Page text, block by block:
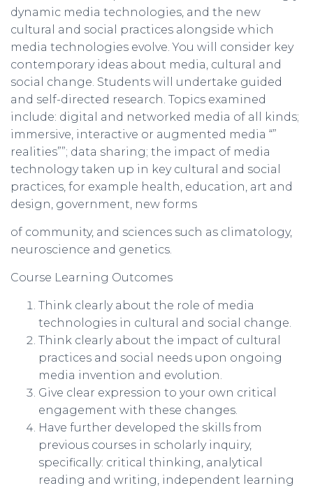
dynamic media technologies, and the new
cultural and social practices alongside which
media technologies evolve. You will consider key
contemporary ideas about media, cultural and
social change. Students will undertake guided
and self-directed research. Topics examined
include: digital and networked media of all kinds;
immersive, interactive or augmented media “”
realities””; data sharing; the impact of media
technology taken up in key cultural and social
practices, for example health, education, art and
design, government, new forms
of community, and sciences such as climatology,
neuroscience and genetics.
Course Learning Outcomes
Think clearly about the role of media
technologies in cultural and social change.
Think clearly about the impact of cultural
practices and social needs upon ongoing
media invention and evolution.
Give clear expression to your own critical
engagement with these changes.
Have further developed the skills from
previous courses in scholarly inquiry,
specifically: critical thinking, analytical
reading and writing, independent learning